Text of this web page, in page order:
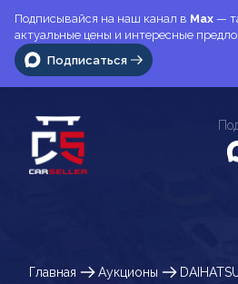
Подписывайся на наш канал в Max —
актуальные цены и интересные
Подписаться
Главная Аукционы